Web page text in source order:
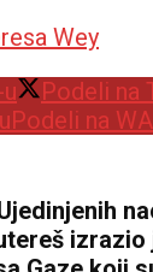
Wey
Podeli na
Podeli na WA